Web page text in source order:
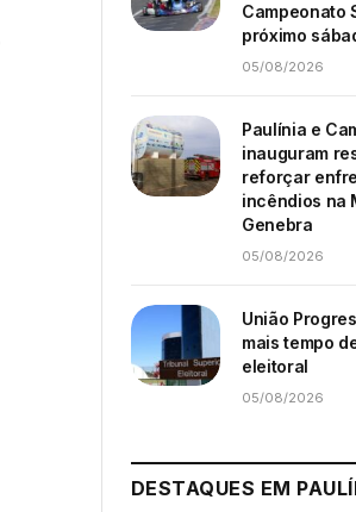
Campeonato
próximo
05/08/2026
Paulínia e
inauguram
reforçar
incêndios na
Genebra
05/08/2026
União
mais tempo
eleitoral
05/08/2026
DESTAQUES EM